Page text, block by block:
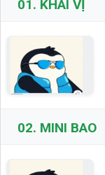
01. KHAI VỊ
02. MINI BAO